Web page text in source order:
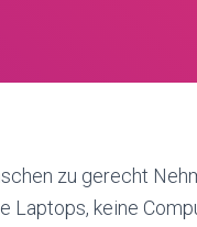
zu gerecht
Laptops, keine